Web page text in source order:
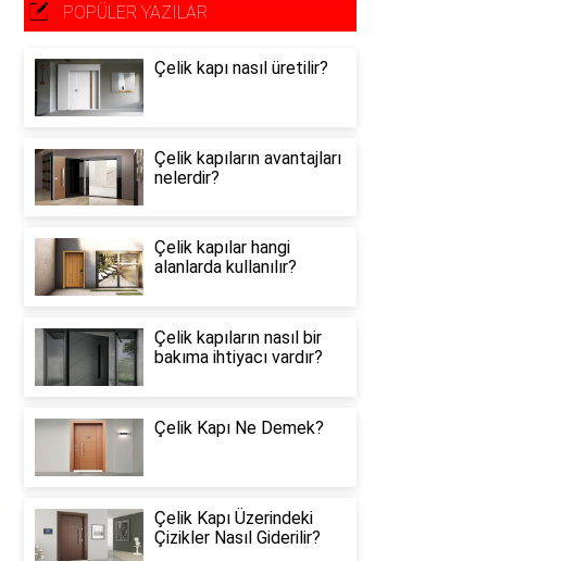
POPÜLER YAZILAR
Çelik kapı nasıl üretilir?
Çelik kapıların avantajları
nelerdir?
Çelik kapılar hangi
alanlarda kullanılır?
Çelik kapıların nasıl bir
bakıma ihtiyacı vardır?
Çelik Kapı Ne Demek?
Çelik Kapı Üzerindeki
Çizikler Nasıl Giderilir?